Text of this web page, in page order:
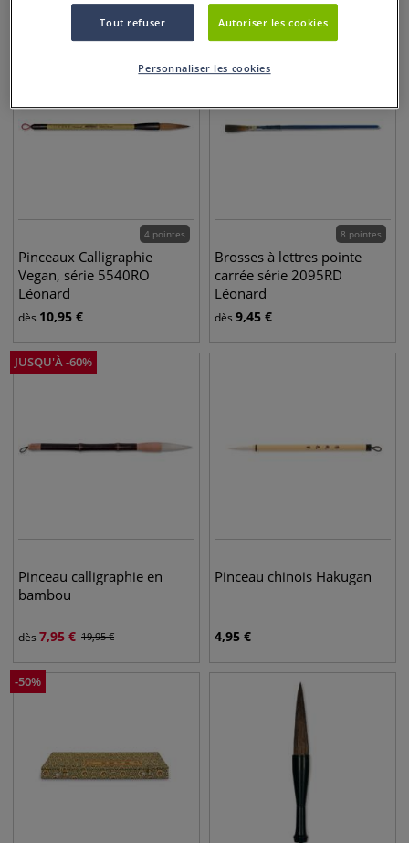
4 pointes
Pinceaux Calligraphie
Vegan, série 5540RO
Léonard
dès 10,95 €
8 pointes
Brosses à lettres pointe
carrée série 2095RD
Léonard
dès 9,45 €
JUSQU'À-60%
Pinceau calligraphie en
bambou
dès 7,95 € 19,95€
Pinceau chinois Hakugan
4,95 €
-50%
Tout refuser Autoriser les cookies
Personnaliser les cookies